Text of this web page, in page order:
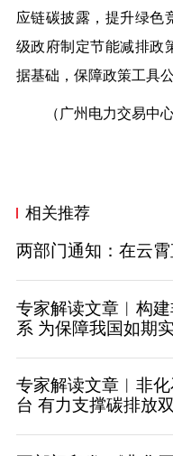
应链碳披露，提升绿色
级政府制定节能减排政
据基础，保障政策工具公
（广州电力交易中心
相关推荐
两部门通知：在云
专家解读文章︱构
系 为保障我国如期
专家解读文章︱非
台 有力支撑碳排放